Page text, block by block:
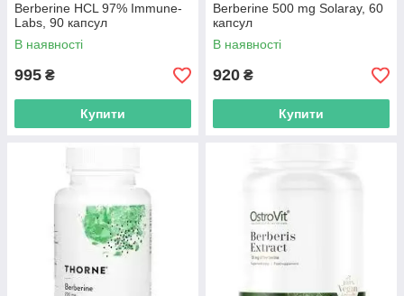
Berberine HCL 97% Immune-
Labs, 90 капсул
В наявності
995 ₴
Купити
Berberine 500 mg Solaray, 60
капсул
В наявності
920 ₴
Купити